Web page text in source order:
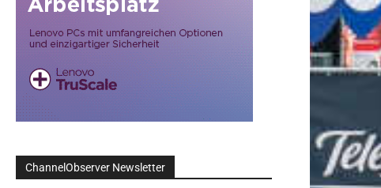
ChannelObserver Newsletter